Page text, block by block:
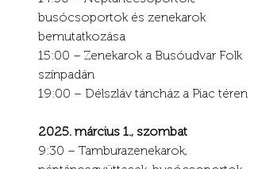
busócsoportok és zenekarok
bemutatkozása
15:00 – Zenekarok a Busóudvar Folk
színpadán
19:00 – Délszláv táncház a Piac téren
2025. március 1., szombat
9:30 – Tamburazenekarok,